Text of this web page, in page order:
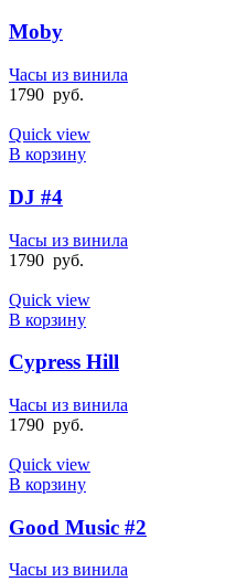
Moby
Часы из винила
1790 руб.
Quick view
В корзину
DJ #4
Часы из винила
1790 руб.
Quick view
В корзину
Cypress Hill
Часы из винила
1790 руб.
Quick view
В корзину
Good Music #2
Часы из винила